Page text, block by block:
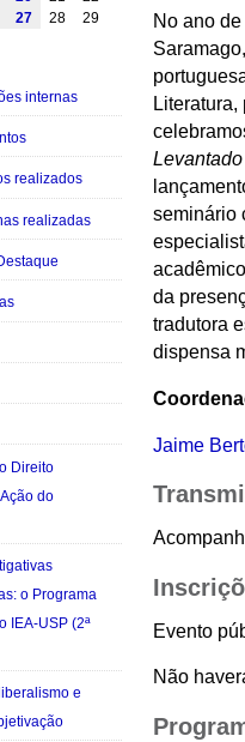
No ano
seminário
da
tradutora
dispensa
Jaime
Evento
Não
27 28
29
internas
realizados
realizadas
Direito
do
o Programa
IEA-USP (2ª
e